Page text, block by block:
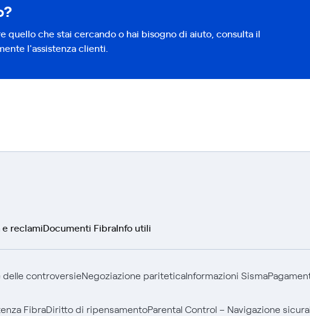
quello che stai cercando o hai bisogno di aiuto, consulta il
l'assistenza clienti.
reclamiDocumenti FibraInfo utili
delle controversieNegoziazione pariteticaInformazioni Sisma
FibraDiritto di ripensamentoParental Control – Navigazione sicura